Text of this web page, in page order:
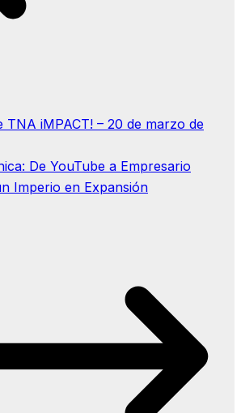
TNA iMPACT! – 20 de marzo de
De YouTube a Empresario
Imperio en Expansión